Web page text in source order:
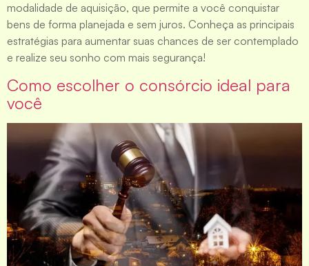
modalidade de aquisição, que permite a você conquistar
bens de forma planejada e sem juros. Conheça as principais
estratégias para aumentar suas chances de ser contemplado
e realize seu sonho com mais segurança!
Como escolher o consórcio ideal para
você